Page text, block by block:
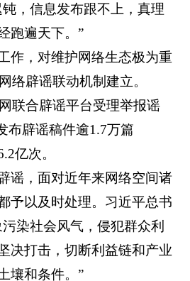
，信息发布跟不上，真理
跑遍天下。”
作，对维护网络生态极为重
络辟谣联动机制建立。
联合辟谣平台受理举报谣
布辟谣稿件逾1.7万篇
亿次。
谣，面对近年来网络空间诸
予以及时处理。习近平总书
染社会风气，侵犯群众利
决打击，切断利益链和产业
壤和条件。”